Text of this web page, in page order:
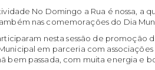
No Domingo a Rua é nossa, a
nas comemorações do Dia
nesta sessão de promoção
em parceria com associações
bem passada, com muita energia e